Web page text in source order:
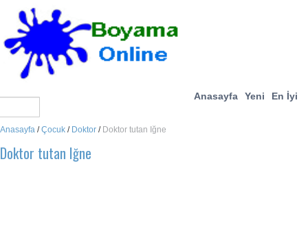
Anasayfa Yeni En İyi
Anasayfa /Çocuk / Doktor / Doktor tutan Iğne
Doktor tutan Iğne